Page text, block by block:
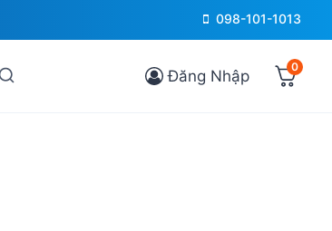
098-101-1013
Đăng Nhập 0